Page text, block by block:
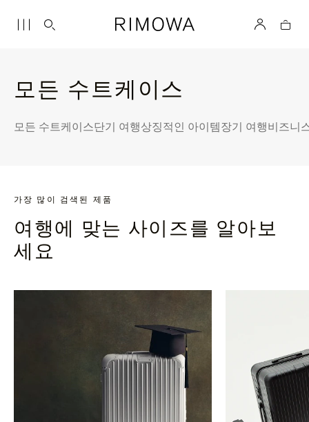
모든 수트케이스
모든 수트케이스단기 여행상징적인 아이템장기 여행비즈니
가장 많이 검색된 제품
여행에 맞는 사이즈를 알아보
세요